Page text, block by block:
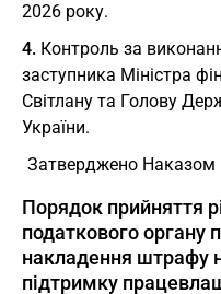
2026 року.
4. Контроль за
заступника Мiнiстра
Свiтлану та Голову
України.
Затверджено Наказом
Порядок прийняття
податкового органу
накладення штрафу
підтримку